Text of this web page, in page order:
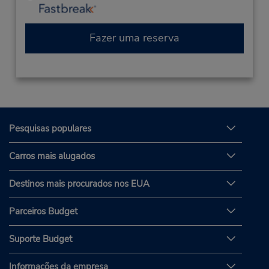
Fazer uma reserva
Pesquisas populares
Carros mais alugados
Destinos mais procurados nos EUA
Parceiros Budget
Suporte Budget